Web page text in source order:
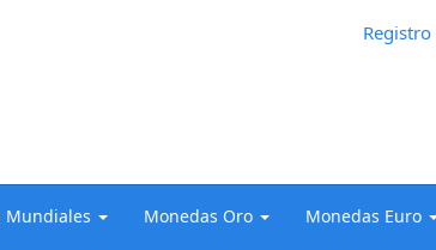
Registro
Mundiales Monedas Oro Monedas Euro